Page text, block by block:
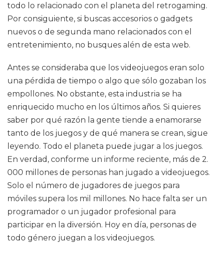
todo lo relacionado con el planeta del retrogaming.
Por consiguiente, si buscas accesorios o gadgets
nuevos o de segunda mano relacionados con el
entretenimiento, no busques alén de esta web.
Antes se consideraba que los videojuegos eran solo
una pérdida de tiempo o algo que sólo gozaban los
empollones. No obstante, esta industria se ha
enriquecido mucho en los últimos años. Si quieres
saber por qué razón la gente tiende a enamorarse
tanto de los juegos y de qué manera se crean, sigue
leyendo. Todo el planeta puede jugar a los juegos.
En verdad, conforme un informe reciente, más de 2.
000 millones de personas han jugado a videojuegos.
Solo el número de jugadores de juegos para
móviles supera los mil millones. No hace falta ser un
programador o un jugador profesional para
participar en la diversión. Hoy en día, personas de
todo género juegan a los videojuegos.